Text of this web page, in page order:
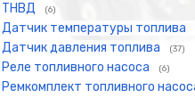
ТНВД (6)
Датчик температуры топлива
Датчик давления топлива (37)
Реле топливного насоса (6)
Ремкомплект топливного